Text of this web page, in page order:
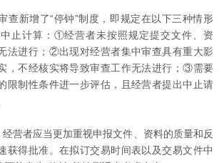
查新增了“停钟”制度，即规定在以下三种情形
止计算：①经营者未按照规定提交文件、资
法进行；②出现对经营者集中审查具有重大影
，不经核实将导致审查工作无法进行；③需要
限制性条件进一步评估，且经营者提出中止请
经营者应当更加重视申报文件、资料的质量和反
获得批准。在拟订交易时间表以及交易文件中